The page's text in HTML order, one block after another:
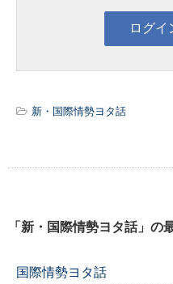
新・国際情勢ヨタ話
「新・国際情勢ヨタ話」の
国際情勢ヨタ話